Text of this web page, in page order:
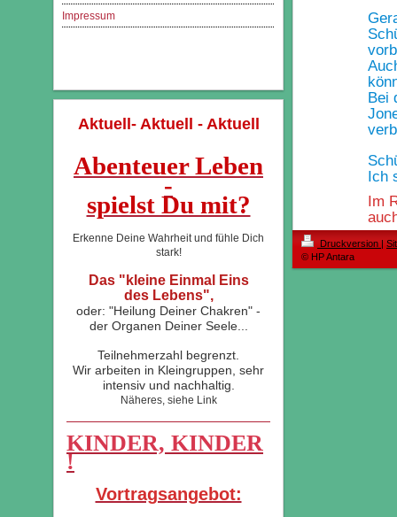
Impressum
Aktuell- Aktuell - Aktuell
Abenteuer Leben
-
spielst Du mit?
Erkenne Deine Wahrheit und fühle Dich
stark!
Das "kleine Einmal Eins
des Lebens",
oder: "Heilung Deiner Chakren" -
der Organen Deiner Seele...
Teilnehmerzahl begrenzt.
Wir arbeiten in Kleingruppen, sehr
intensiv und nachhaltig.
Näheres, siehe Link
KINDER, KINDER
!
Vortragsangebot:
Bei
Ich
Im
Druckversion |
© HP Antara